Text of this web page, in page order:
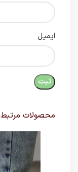
ایمیل
محصولات مرتبط